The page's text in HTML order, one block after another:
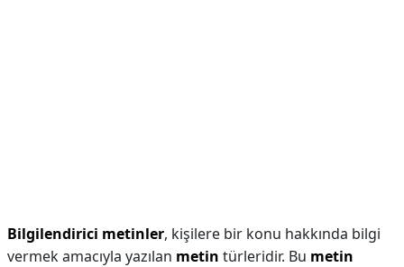
Bilgilendirici metinler, kişilere bir konu hakkında bilgi
vermek amacıyla yazılan metin türleridir. Bu metin